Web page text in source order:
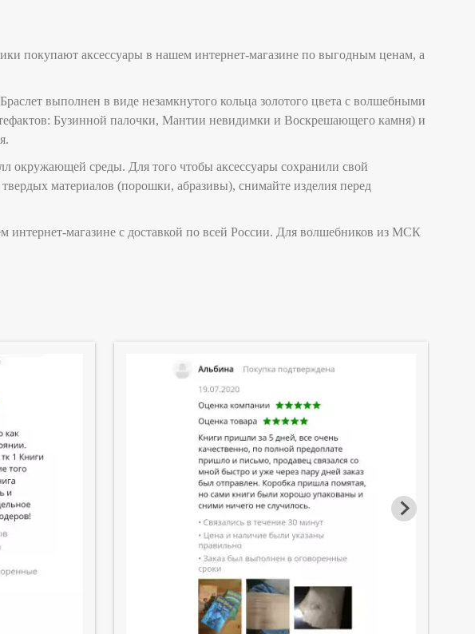
покупают аксессуары в нашем интернет-магазине по выгодным ценам, а
выполнен в виде незамкнутого кольца золотого цвета с волшебными
Бузинной палочки, Мантии невидимки и Воскрешающего камня) и
окружающей среды. Для того чтобы аксессуары сохранили свой
материалов (порошки, абразивы), снимайте изделия перед
магазине с доставкой по всей России. Для волшебников из МСК